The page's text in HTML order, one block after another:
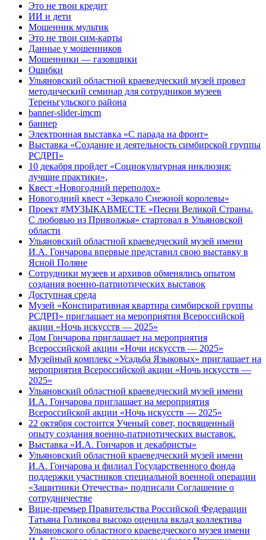
Это не твои кредит
ИИ и дети
Мошенник мультик
Это не твои сим-карты
Данные у мошенников
Мошенники — газовщики
Ошибки
Ульяновский областной краеведческий музей провел
методический семинар для сотрудников музеев
Тереньгульского района
banner-slider-imcm
баннер
Электронная выставка «С парада на фронт»
Выставка «Создание и деятельность симбирской группы
РСДРП»
10 декабря пройдет «Социокультурная инклюзия:
лучшие практики»,
Квест «Новогодний переполох»
Новогодний квест «Зеркало Снежной королевы»
Проект #МУЗЫКАВМЕСТЕ «Песни Великой Страны.
С любовью из Приволжья» стартовал в Ульяновской
области
Ульяновский областной краеведческий музей имени
И.А. Гончарова впервые представил свою выставку в
Ясной Поляне
Сотрудники музеев и архивов обменялись опытом
создания военно-патриотических выставок
Доступная среда
Музей «Конспиративная квартира симбирской группы
РСДРП» приглашает на мероприятия Всероссийской
акции «Ночь искусств — 2025»
Дом Гончарова приглашает на мероприятия
Всероссийской акции «Ночи искусств — 2025»
Музейный комплекс «Усадьба Языковых» приглашает на
мероприятия Всероссийской акции «Ночь искусств —
2025»
Ульяновский областной краеведческий музей имени
И.А. Гончарова приглашает на мероприятия
Всероссийской акции «Ночь искусств — 2025»
22 октября состоится Ученый совет, посвященный
опыту создания военно-патриотических выставок.
Выставка «И.А. Гончаров и декабристы»
Ульяновский областной краеведческий музей имени
И.А. Гончарова и филиал Государственного фонда
поддержки участников специальной военной операции
«Защитники Отечества» подписали Соглашение о
сотрудничестве
Вице-премьер Правительства Российской Федерации
Татьяна Голикова высоко оценила вклад коллектива
Ульяновского областного краеведческого музея имени